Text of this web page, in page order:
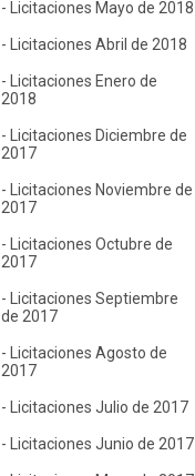
- Licitaciones Mayo de 2018
- Licitaciones Abril de 2018
- Licitaciones Enero de
2018
- Licitaciones Diciembre de
2017
- Licitaciones Noviembre de
2017
- Licitaciones Octubre de
2017
- Licitaciones Septiembre
de 2017
- Licitaciones Agosto de
2017
- Licitaciones Julio de 2017
- Licitaciones Junio de 2017